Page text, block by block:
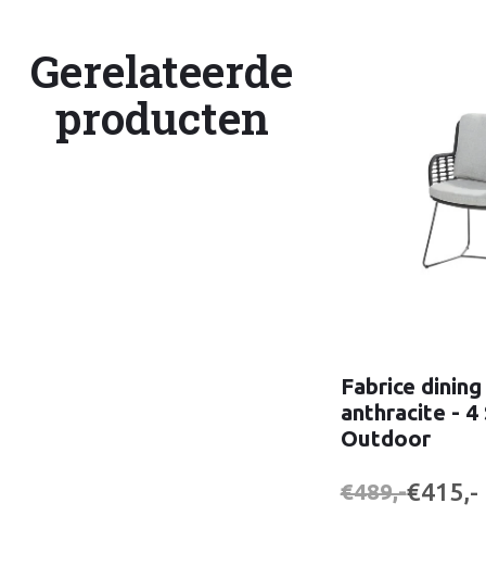
Gerelateerde
producten
Fabrice
anthracite - 4
Outdoor
€489,-€415,-